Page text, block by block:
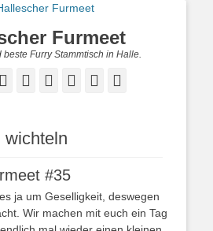
Furmeet
beste Furry Stammtisch in Halle.
Feed YouTubeInstagram
Reddit
wichteln
#35
ja um Geselligkeit, deswegen
Wir machen mit euch ein Tag